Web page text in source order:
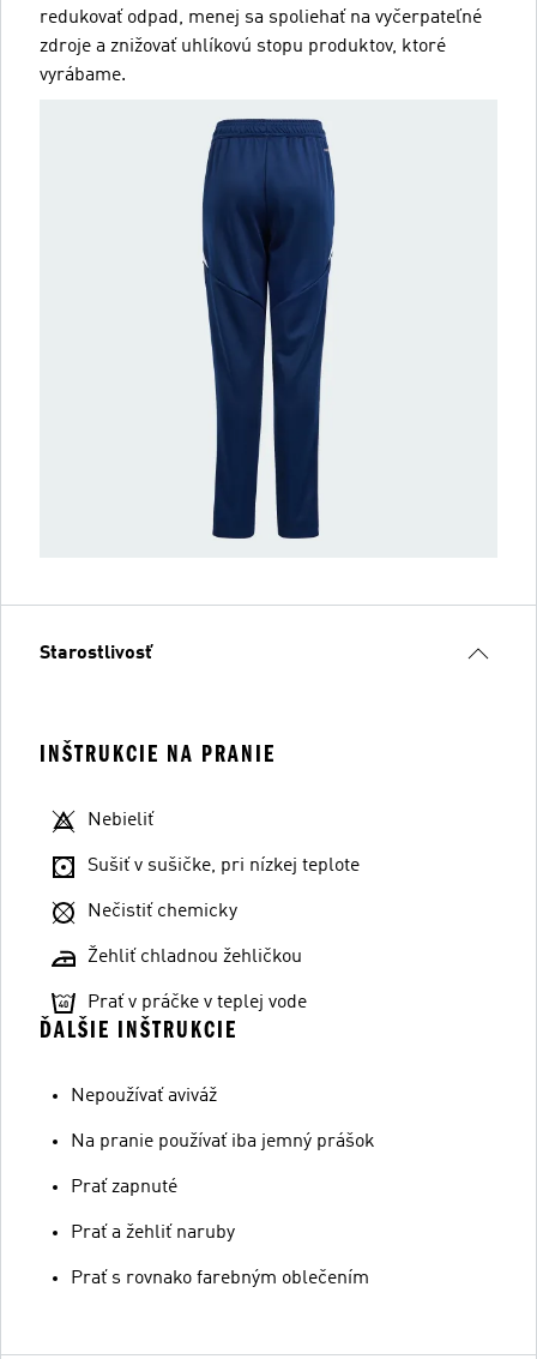
redukovať odpad, menej sa spoliehať na vyčerpateľné
zdroje a znižovať uhlíkovú stopu produktov, ktoré
vyrábame.
Starostlivosť
INŠTRUKCIE NA PRANIE
Nebieliť
Sušiť v sušičke, pri nízkej teplote
Nečistiť chemicky
Žehliť chladnou žehličkou
Prať v práčke v teplej vode
ĎALŠIE INŠTRUKCIE
Nepoužívať aviváž
Na pranie používať iba jemný prášok
Prať zapnuté
Prať a žehliť naruby
Prať s rovnako farebným oblečením